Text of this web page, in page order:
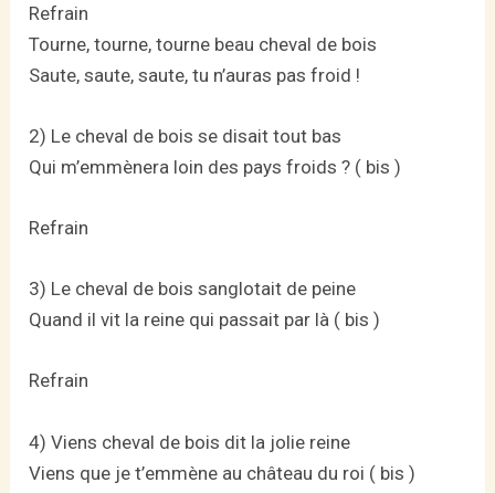
Refrain
Tourne, tourne, tourne beau cheval de bois
Saute, saute, saute, tu n’auras pas froid !
2) Le cheval de bois se disait tout bas
Qui m’emmènera loin des pays froids ? ( bis )
Refrain
3) Le cheval de bois sanglotait de peine
Quand il vit la reine qui passait par là ( bis )
Refrain
4) Viens cheval de bois dit la jolie reine
Viens que je t’emmène au château du roi ( bis )